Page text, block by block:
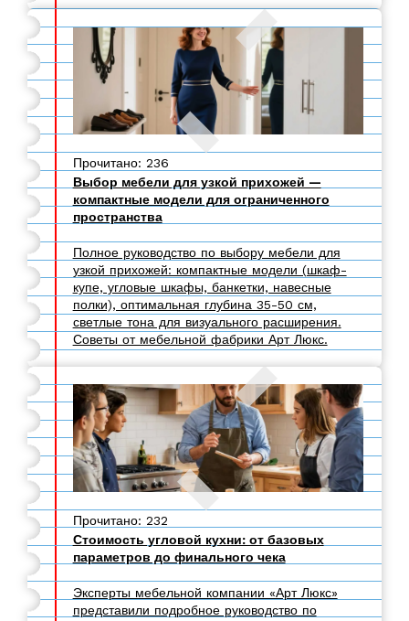
Прочитано: 236
Выбор мебели для узкой прихожей —
компактные модели для ограниченного
пространства
Полное руководство по выбору мебели для
узкой прихожей: компактные модели (шкаф-
купе, угловые шкафы, банкетки, навесные
полки), оптимальная глубина 35-50 см,
светлые тона для визуального расширения.
Советы от мебельной фабрики Арт Люкс.
Прочитано: 232
Стоимость угловой кухни: от базовых
параметров до финального чека
Эксперты мебельной компании «Арт Люкс»
представили подробное руководство по